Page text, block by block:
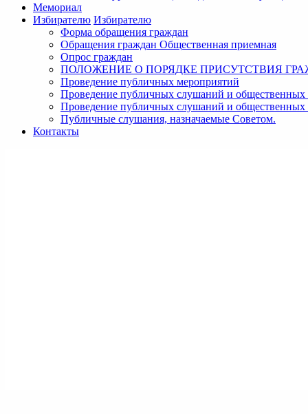
Мемориал
Избирателю Избирателю
Форма обращения граждан
Обращения граждан Общественная приемная
Опрос граждан
ПОЛОЖЕНИЕ О ПОРЯДКЕ ПРИСУТСТВИЯ
Проведение публичных мероприятий
Проведение публичных слушаний и общественных
Проведение публичных слушаний и
Публичные слушания, назначаемые Советом.
Контакты